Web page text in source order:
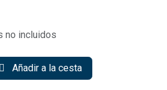
no incluidos
Añadir a la cesta